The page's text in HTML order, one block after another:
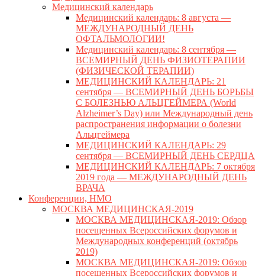
Медицинский календарь
Медицинский календарь: 8 августа —
МЕЖДУНАРОДНЫЙ ДЕНЬ
ОФТАЛЬМОЛОГИИ!
Медицинский календарь: 8 сентября —
ВСЕМИРНЫЙ ДЕНЬ ФИЗИОТЕРАПИИ
(ФИЗИЧЕСКОЙ ТЕРАПИИ)
МЕДИЦИНСКИЙ КАЛЕНДАРЬ: 21
сентября — ВСЕМИРНЫЙ ДЕНЬ БОРЬБЫ
С БОЛЕЗНЬЮ АЛЬЦГЕЙМЕРА (World
Alzheimer’s Day) или Международный день
распространения информации о болезни
Альцгеймера
МЕДИЦИНСКИЙ КАЛЕНДАРЬ: 29
сентября — ВСЕМИРНЫЙ ДЕНЬ СЕРДЦА
МЕДИЦИНСКИЙ КАЛЕНДАРЬ: 7 октября
2019 года — МЕЖДУНАРОДНЫЙ ДЕНЬ
ВРАЧА
Конференции, НМО
МОСКВА МЕДИЦИНСКАЯ-2019
МОСКВА МЕДИЦИНСКАЯ-2019: Обзор
посещенных Всероссийских форумов и
Международных конференций (октябрь
2019)
МОСКВА МЕДИЦИНСКАЯ-2019: Обзор
посещенных Всероссийских форумов и